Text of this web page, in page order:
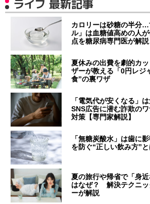
ライフ 最新記事
カロリーは砂糖の半分
ル」は血糖値高めの人
点を糖尿病専門医が解説
夏休みの出費を劇的カ
ザーが教える「0円レジ
食”の裏ワザ
「電気代が安くなる」
SNS広告に潜む詐欺の
対策【専門家解説】
「無糖炭酸水」は歯に
を防ぐ“正しい飲み方”
夏の旅行や帰省で「身
はなぜ？ 解決テクニッ
ーが解説